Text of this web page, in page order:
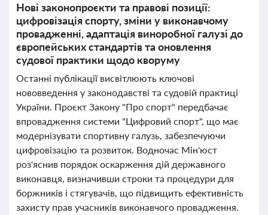
Нові законопроєкти та правові позиції:
цифровізація спорту, зміни у виконавчому
провадженні, адаптація виноробної галузі до
європейських стандартів та оновлення
судової практики щодо кворуму
Останні публікації висвітлюють ключові
нововведення у законодавстві та судовій практиці
України. Проєкт Закону "Про спорт" передбачає
впровадження системи "Цифровий спорт", що має
модернізувати спортивну галузь, забезпечуючи
цифровізацію та розвиток. Водночас Мін'юст
роз'яснив порядок оскарження дій державного
виконавця, визначивши строки та процедури для
боржників і стягувачів, що підвищить ефективність
захисту прав учасників виконавчого провадження.